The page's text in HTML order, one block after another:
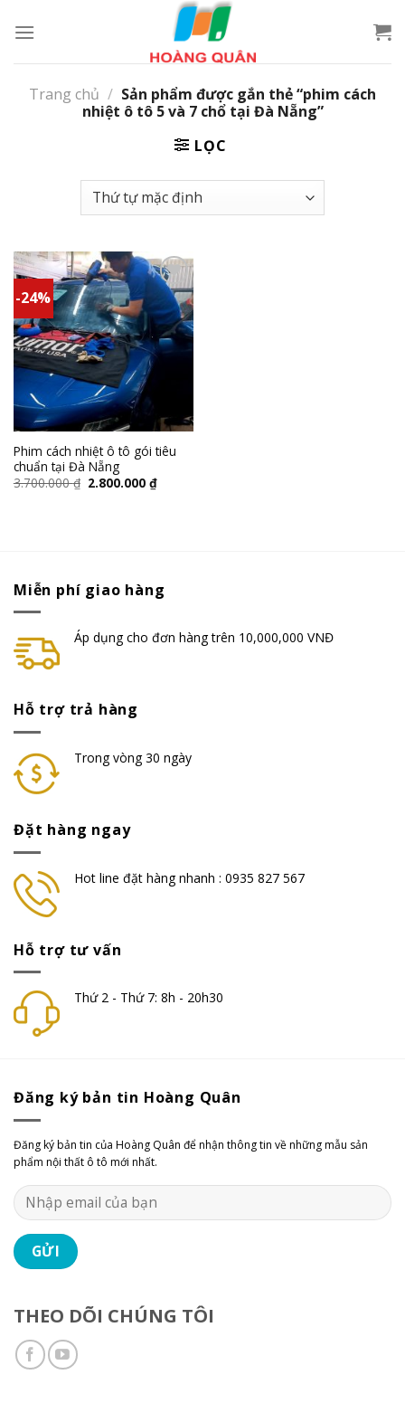
Trang chủ / Sản phẩm được gắn thẻ “phim cách
nhiệt ô tô 5 và 7 chổ tại Đà Nẵng”
LỌC
-24%
Add to
wishlist
Phim cách nhiệt ô tô gói tiêu
chuẩn tại Đà Nẵng
3.700.000₫ 2.800.000 ₫
Miễn phí giao hàng
Áp dụng cho đơn hàng trên 10,000,000 VNĐ
Hỗ trợ trả hàng
Trong vòng 30 ngày
Đặt hàng ngay
Hot line đặt hàng nhanh : 0935 827 567
Hỗ trợ tư vấn
Thứ 2 - Thứ 7: 8h - 20h30
Đăng ký bản tin Hoàng Quân
Đăng ký bản tin của Hoàng Quân để nhận thông tin về những mẫu sản
phẩm nội thất ô tô mới nhất.
THEO DÕI CHÚNG TÔI